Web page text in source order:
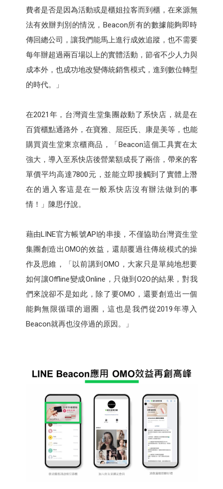
費者是否是因為活動或是櫃姐拉客而到櫃，在來源無
法有效辦判別的情況，Beacon所有的數據能夠即時
傳回總公司，讓我們能馬上進行成效追蹤，也不需要
每年辦超過兩百場以上的實體活動，節省不少人力與
成本外，也成功地改變傳統銷售模式，進到數位轉型
的時代。」
在2021年，台灣資生堂集團啟動了系快店，就是在
百貨櫃點通路外，在寶雅、屈臣氏、康是美等，也能
購買資生堂東京櫃商品，「Beacon這個工具實在太
強大，導入至系快店後營業額成長了兩倍，帶來的客
單價平均高達7800元，並能立即接觸到了實體上潛
在的過入客這是在一般系快店沒有辦法做到的事
情！」陳思伃說。
藉由LINE官方帳號API的串接，不僅協助台灣資生堂
集團創造出OMO的效益，還顛覆過往傳統模式的操
作及思維，「以前講到OMO，大家只是單純地想要
如何讓Offline變成Online，只做到O2O的結果，對我
們來說卻不是如此，除了要OMO，還要創造出一個
能夠無限循環的迴圈，這也是我們從2019年導入
Beacon就再也沒停過的原因。」